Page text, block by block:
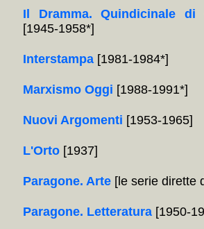
Il Dramma. Quindicinale di
[1945-1958*]
Interstampa [1981-1984*]
Marxismo Oggi [1988-1991*]
Nuovi Argomenti [1953-1965]
L'Orto [1937]
Paragone. Arte [le serie dirette
Paragone. Letteratura [1950-